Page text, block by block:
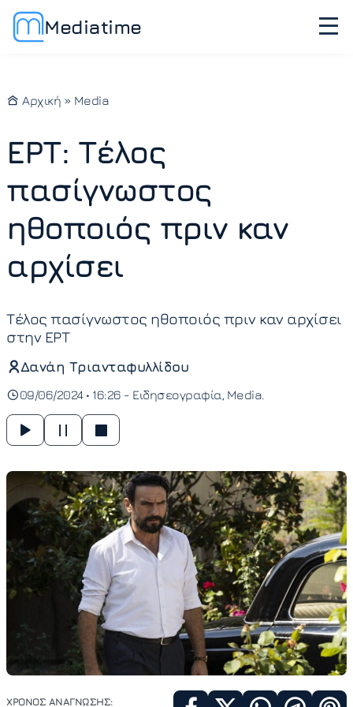
Mediatime
Αρχική » Media
ΕΡΤ: Τέλος
πασίγνωστος
ηθοποιός πριν καν
αρχίσει
Τέλος πασίγνωστος ηθοποιός πριν καν αρχίσει
στην ΕΡΤ
Δανάη Τριανταφυλλίδου
09/06/2024 • 16:26 - Ειδησεογραφία Media
ΧΡΟΝΟΣ ΑΝΑΓΝΩΣΗΣ: